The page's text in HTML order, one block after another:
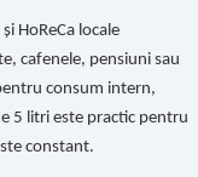
HoReCa locale
cafenele, pensiuni sau
consum intern,
5 litri este practic pentru
constant.